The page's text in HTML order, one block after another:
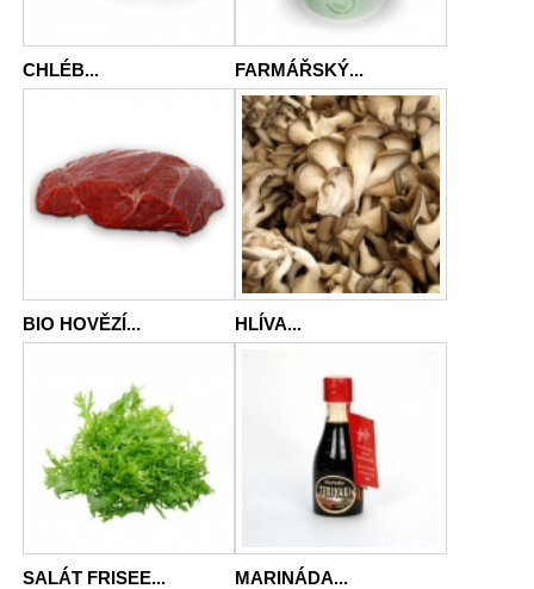
CHLÉB... FARMÁŘSKÝ...
BIO HOVĚZÍ... HLÍVA...
SALÁT FRISEE... MARINÁDA...